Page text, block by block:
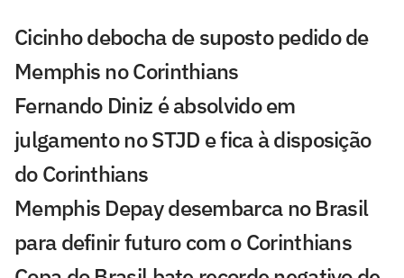
Cicinho debocha de suposto pedido de
Memphis no Corinthians
Fernando Diniz é absolvido em
julgamento no STJD e fica à disposição
do Corinthians
Memphis Depay desembarca no Brasil
para definir futuro com o Corinthians